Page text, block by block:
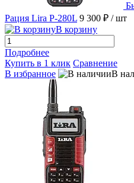
Рация Lira P-280L 9 300 ₽ / шт
В корзину
Подробнее
Купить в 1 клик Сравнение
В избранное
В